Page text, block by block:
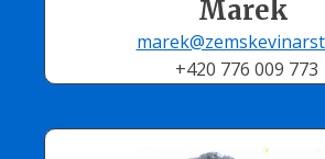
Marek
+420 776 009 773